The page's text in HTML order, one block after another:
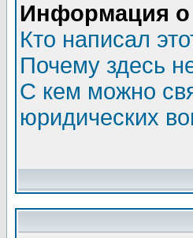
Информация о
Кто написал
Почему здесь
С кем можно
юридических